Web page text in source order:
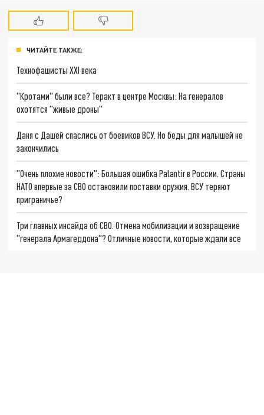
ЧИТАЙТЕ ТАКЖЕ:
Технофашисты XXI века
"Кротами" были все? Теракт в центре Москвы: На генералов
охотятся "живые дроны"
Даня с Дашей спаслись от боевиков ВСУ. Но беды для малышей не
закончились
"Очень плохие новости": Большая ошибка Palantir в России. Страны
НАТО впервые за СВО остановили поставки оружия. ВСУ теряют
приграничье?
Три главных инсайда об СВО. Отмена мобилизации и возвращение
"генерала Армагеддона"? Отличные новости, которые ждали все